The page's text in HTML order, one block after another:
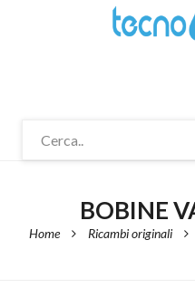
BOBINE
Home Ricambi originali